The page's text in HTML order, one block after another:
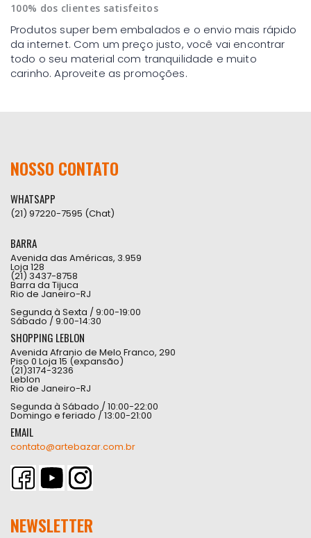
100% dos clientes satisfeitos
Produtos super bem embalados e o envio mais rápido
da internet. Com um preço justo, você vai encontrar
todo o seu material com tranquilidade e muito
carinho. Aproveite as promoções.
NOSSO CONTATO
WHATSAPP
(21) 97220-7595 (Chat)
BARRA
Avenida das Américas, 3.959
Loja 128
(21) 3437-8758
Barra da Tijuca
Rio de Janeiro-RJ
Segunda à Sexta / 9:00-19:00
Sábado / 9:00-14:30
SHOPPING LEBLON
Avenida Afranio de Melo Franco, 290
Piso 0 Loja 15 (expansão)
(21)3174-3236
Leblon
Rio de Janeiro-RJ
Segunda à Sábado / 10:00-22:00
Domingo e feriado / 13:00-21:00
EMAIL
contato@artebazar.com.br
NEWSLETTER